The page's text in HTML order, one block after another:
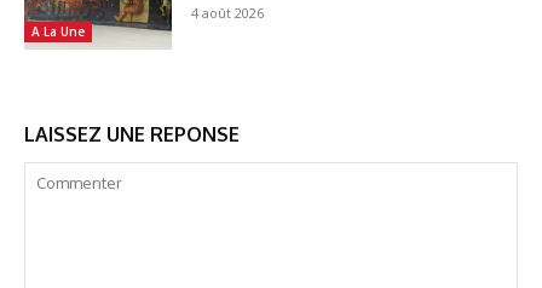
A La Une
4 août 2026
LAISSEZ UNE REPONSE